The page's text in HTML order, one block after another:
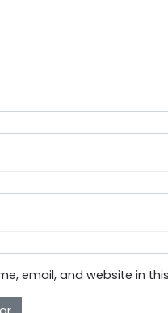
email, and website in